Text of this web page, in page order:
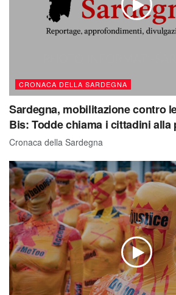
CRONACA DELLA SARDEGNA
Sardegna, mobilitazione contro
Bis: Todde chiama i cittadini alla
Cronaca della Sardegna